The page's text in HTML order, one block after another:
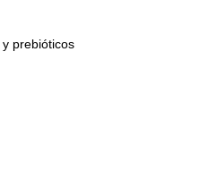
prebióticos